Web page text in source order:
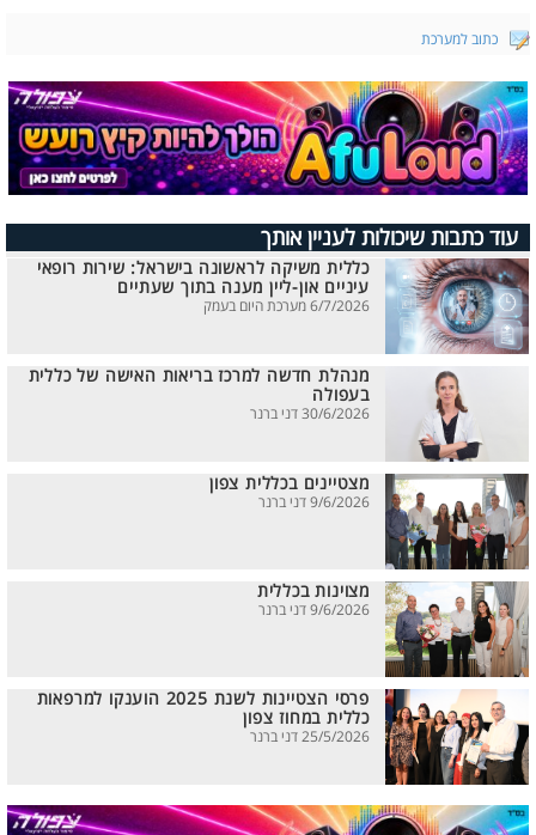
כתוב למערכת
עוד כתבות שיכולות לעניין אותך
כללית משיקה לראשונה בישראל: שירות רופאי
עיניים און-ליין מענה בתוך שעתיים
6/7/2026 מערכת היום בעמק
מנהלת חדשה למרכז בריאות האישה של כללית
בעפולה
30/6/2026 דני ברנר
מצטיינים בכללית צפון
9/6/2026 דני ברנר
מצוינות בכללית
9/6/2026 דני ברנר
פרסי הצטיינות לשנת 2025 הוענקו למרפאות
כללית במחוז צפון
25/5/2026 דני ברנר